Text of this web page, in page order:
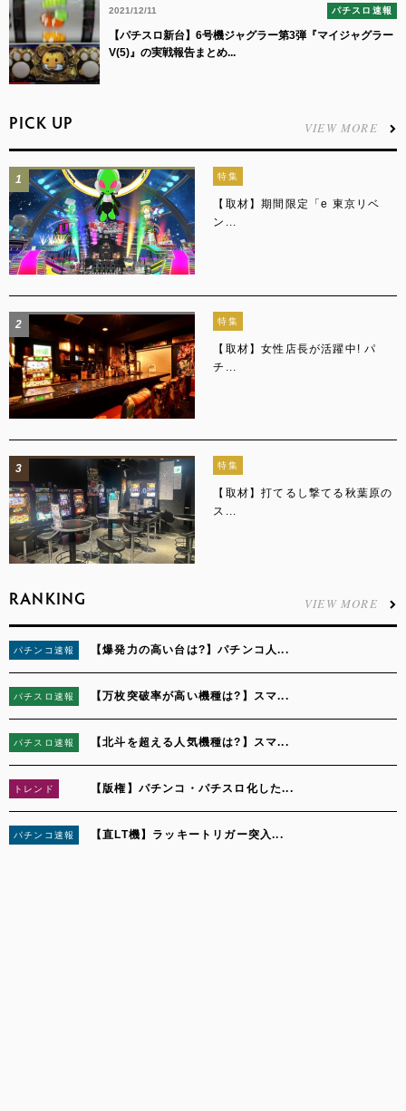
2021/12/11 パチスロ速報
【パチスロ新台】6号機ジャグラー第3弾『マイジャグラー
V(5)』の実戦報告まとめ...
PICK UP VIEW MORE
1 特集
【取材】期間限定「e 東京リベ
ン...
2 特集
【取材】女性店長が活躍中! パ
チ...
3 特集
【取材】打てるし撃てる秋葉原の
ス...
RANKING VIEW MORE
1
パチンコ速報 【爆発力の高い台は?】パチンコ人...
2
パチスロ速報 【万枚突破率が高い機種は?】スマ...
3
パチスロ速報 【北斗を超える人気機種は?】スマ...
4
トレンド 【版権】パチンコ・パチスロ化した...
5
パチンコ速報 【直LT機】ラッキートリガー突入...